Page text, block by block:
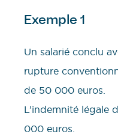
Exemple 1
Un salarié conclu
rupture
de 50 000 euros.
L’indemnité légale
000 euros.